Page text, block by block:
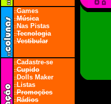
::Games
::Música
::Nas Pistas
::Tecnologia
::Vestibular
::Cadastre-se
::Cupido
::Dolls Maker
::Listas
::Promoções
::Rádios